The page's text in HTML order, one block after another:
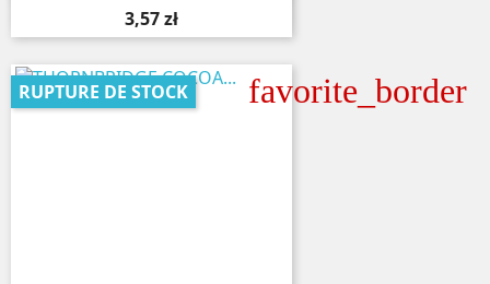
3,57 zł
favorite_border
RUPTURE DE STOCK